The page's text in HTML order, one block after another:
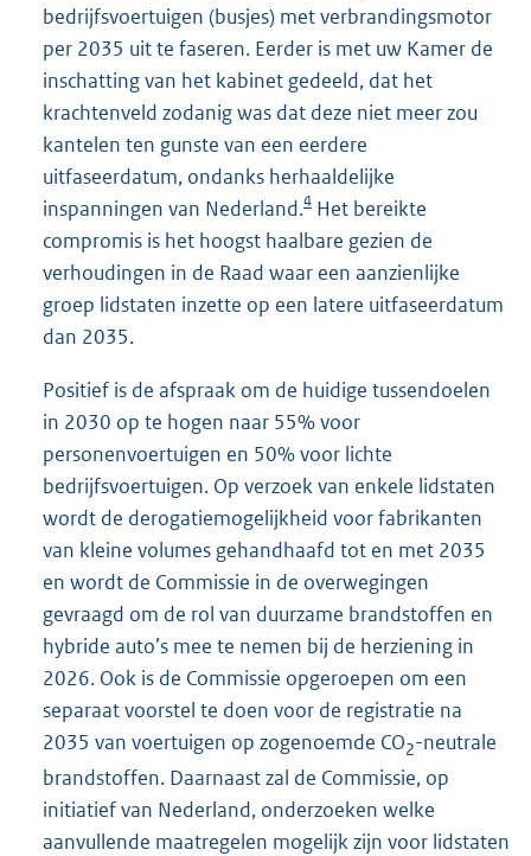
bedrijfsvoertuigen (busjes) met verbrandingsmotor
per 2035 uit te faseren. Eerder is met uw Kamer de
inschatting van het kabinet gedeeld, dat het
krachtenveld zodanig was dat deze niet meer zou
kantelen ten gunste van een eerdere
uitfaseerdatum, ondanks herhaaldelijke
inspanningen van Nederland.4 Het bereikte
compromis is het hoogst haalbare gezien de
verhoudingen in de Raad waar een aanzienlijke
groep lidstaten inzette op een latere uitfaseerdatum
dan 2035.
Positief is de afspraak om de huidige tussendoelen
in 2030 op te hogen naar 55% voor
personenvoertuigen en 50% voor lichte
bedrijfsvoertuigen. Op verzoek van enkele lidstaten
wordt de derogatiemogelijkheid voor fabrikanten
van kleine volumes gehandhaafd tot en met 2035
en wordt de Commissie in de overwegingen
gevraagd om de rol van duurzame brandstoffen en
hybride auto’s mee te nemen bij de herziening in
2026. Ook is de Commissie opgeroepen om een
separaat voorstel te doen voor de registratie na
2035 van voertuigen op zogenoemde CO2-neutrale
brandstoffen. Daarnaast zal de Commissie, op
initiatief van Nederland, onderzoeken welke
aanvullende maatregelen mogelijk zijn voor lidstaten